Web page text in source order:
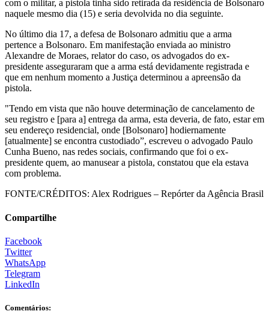
com o militar, a pistola tinha sido retirada da residência de Bolsonaro
naquele mesmo dia (15) e seria devolvida no dia seguinte.
No último dia 17, a defesa de Bolsonaro admitiu que a arma
pertence a Bolsonaro. Em manifestação enviada ao ministro
Alexandre de Moraes, relator do caso, os advogados do ex-
presidente asseguraram que a arma está devidamente registrada e
que em nenhum momento a Justiça determinou a apreensão da
pistola.
"Tendo em vista que não houve determinação de cancelamento de
seu registro e [para a] entrega da arma, esta deveria, de fato, estar em
seu endereço residencial, onde [Bolsonaro] hodiernamente
[atualmente] se encontra custodiado”, escreveu o advogado Paulo
Cunha Bueno, nas redes sociais, confirmando que foi o ex-
presidente quem, ao manusear a pistola, constatou que ela estava
com problema.
FONTE/CRÉDITOS: Alex Rodrigues – Repórter da Agência Brasil
Compartilhe
Facebook
Twitter
WhatsApp
Telegram
LinkedIn
Comentários: